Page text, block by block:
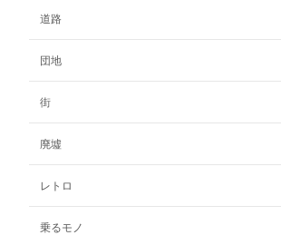
ー
ョ
が
道路
団地
街
廃墟
レトロ
乗るモノ